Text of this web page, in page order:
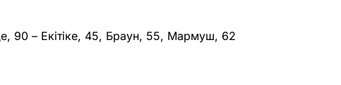
90 – Екітіке, 45, Браун, 55, Мармуш, 62